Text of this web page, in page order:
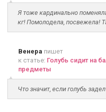
Я тоже кардинально
кг! Помолодела, посвежела!
Венера пишет
к статье: Голубь сидит на
предметы
Что значит, если голубь